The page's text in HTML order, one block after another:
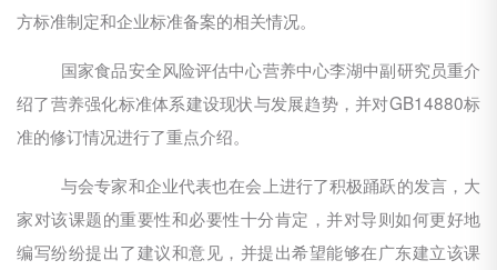
方标准制定和企业标准备案的相关情况。
国家食品安全风险评估中心营养中心李湖中副研究员重介
绍了营养强化标准体系建设现状与发展趋势，并对GB14880标
准的修订情况进行了重点介绍。
与会专家和企业代表也在会上进行了积极踊跃的发言，大
家对该课题的重要性和必要性十分肯定，并对导则如何更好地
编写纷纷提出了建议和意见，并提出希望能够在广东建立该课